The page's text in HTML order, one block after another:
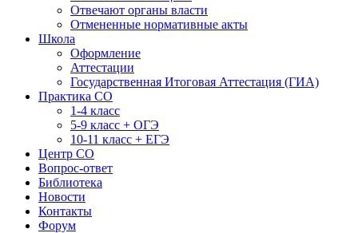
Отвечают органы власти
Отмененные нормативные акты
Школа
Оформление
Аттестации
Государственная Итоговая Аттестация (ГИА)
Практика СО
1-4 класс
5-9 класс + ОГЭ
10-11 класс + ЕГЭ
Центр СО
Вопрос-ответ
Библиотека
Новости
Контакты
Форум